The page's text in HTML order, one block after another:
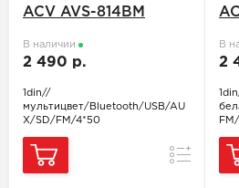
ACV AVS-814BM
В наличии
2 490 р.
1din//
мультицвет/Bluetooth/USB/AU
X/SD/FM/4*50
Сравнение
В
2